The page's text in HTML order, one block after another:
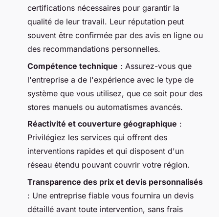
certifications nécessaires pour garantir la
qualité de leur travail. Leur réputation peut
souvent être confirmée par des avis en ligne ou
des recommandations personnelles.
Compétence technique : Assurez-vous que
l'entreprise a de l'expérience avec le type de
système que vous utilisez, que ce soit pour des
stores manuels ou automatismes avancés.
Réactivité et couverture géographique :
Privilégiez les services qui offrent des
interventions rapides et qui disposent d'un
réseau étendu pouvant couvrir votre région.
Transparence des prix et devis personnalisés
: Une entreprise fiable vous fournira un devis
détaillé avant toute intervention, sans frais